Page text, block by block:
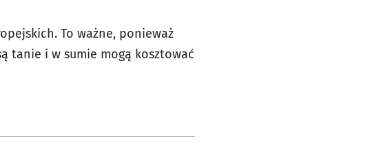
To ważne, ponieważ
tanie i w sumie mogą kosztować